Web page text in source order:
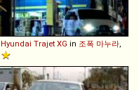
Hyundai Trajet XG in 조폭 마누라,